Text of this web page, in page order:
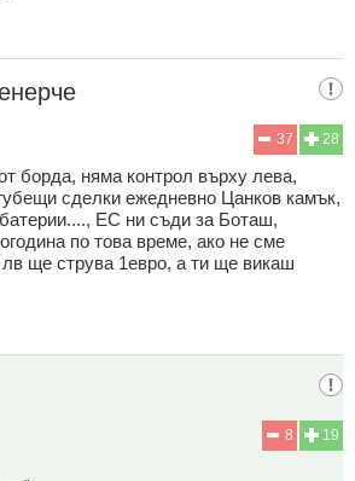
28
37
борда, няма контрол върху лева,
сделки ежедневно Цанков камък,
ЕС ни съди за Боташ,
по това време, ако не сме
лв ще струва 1евро, а ти ще викаш
19
8